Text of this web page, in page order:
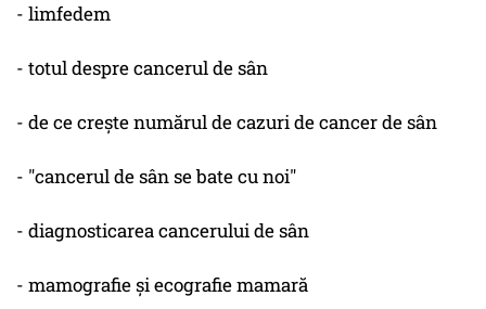
- limfedem
- totul despre cancerul de sân
- de ce crește numărul de cazuri de cancer de sân
- "cancerul de sân se bate cu noi"
- diagnosticarea cancerului de sân
- mamografie și ecografie mamară